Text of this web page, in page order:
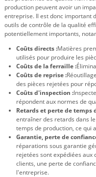
production peuvent avoir un
entreprise. Il est donc important
outils de contrôle de la qualité
potentiellement importants,
Coûts directs :Matières
utilisés pour produire les
Coûts de la ferraille :
Coûts de reprise :
des pièces rejetées pour
Coûts d'inspection :
répondent aux normes de
Retards et perte de temps
entraîner des retards dans
temps de production, ce qui
Garantie, perte de
réparations sous garantie
rejetées sont expédiées aux
clients, une perte de
l'entreprise.